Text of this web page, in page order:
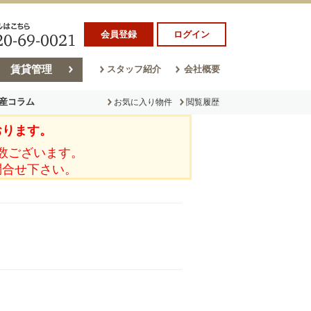
会員登録 ログイン
賃貸管理 スタッフ紹介 会社概要
コラム
ム
お気に入り物件 閲覧履歴
ます。
ざいます。
せ下さい。